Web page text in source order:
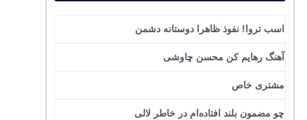
اسب تروا! نفوذ ظاهرا دوستانه دشمن
آهنگ رهایم کن محسن چاوشی
مشتری خاص
چو مضمون بلند افتاده‌ام در خاطر لالی